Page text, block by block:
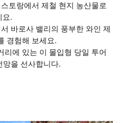
토랑에서 제철 현지 농산물로
요.
바로사 밸리의 풍부한 와인 제
경험해 보세요.
리에 있는 이 몰입형 당일 투어
망을 선사합니다.